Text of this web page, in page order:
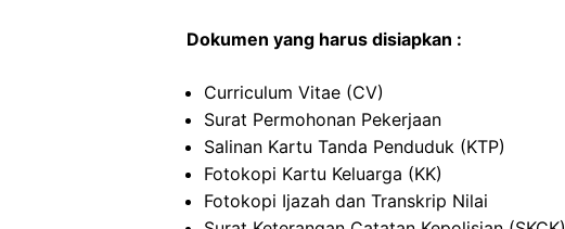
Dokumen yang harus disiapkan :
Curriculum Vitae (CV)
Surat Permohonan Pekerjaan
Salinan Kartu Tanda Penduduk (KTP)
Fotokopi Kartu Keluarga (KK)
Fotokopi Ijazah dan Transkrip Nilai